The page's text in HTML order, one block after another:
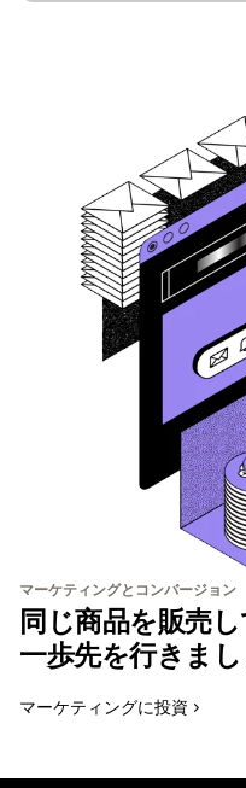
マーケティングとコンバージョン
同じ商品を販売
一歩先を行きまし
マーケティングに投資